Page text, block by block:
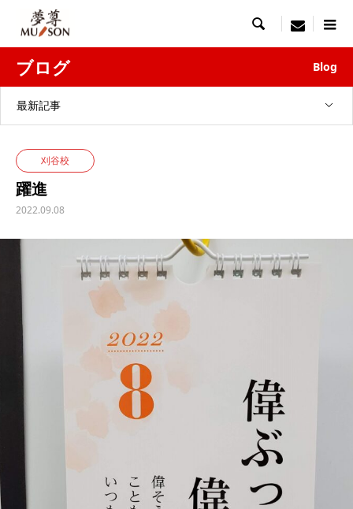
 menu
ブログ Blog
最新記事
刈谷校
躍進
2022.09.08